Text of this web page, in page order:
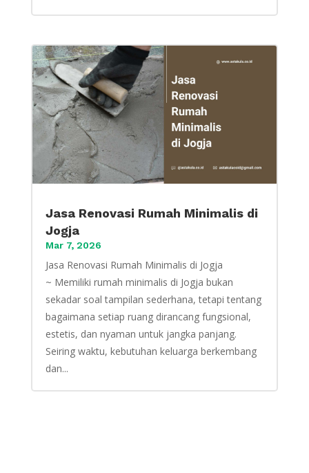
Jasa Renovasi Rumah Minimalis di
Jogja
Mar 7, 2026
Jasa Renovasi Rumah Minimalis di Jogja
~ Memiliki rumah minimalis di Jogja bukan
sekadar soal tampilan sederhana, tetapi tentang
bagaimana setiap ruang dirancang fungsional,
estetis, dan nyaman untuk jangka panjang.
Seiring waktu, kebutuhan keluarga berkembang
dan...